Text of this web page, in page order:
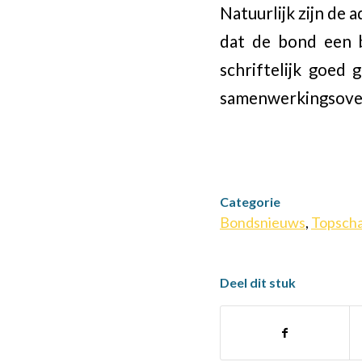
Natuurlijk zijn de
dat de bond een
schriftelijk goed
Categorie
Bondsnieuws,
Deel dit stuk